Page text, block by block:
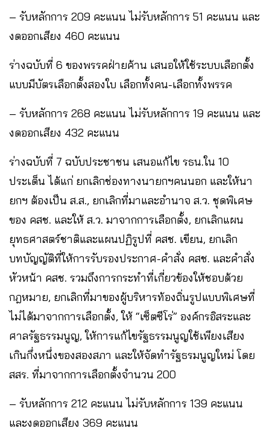
– รับหลักการ 209 คะแนน ไม่รับหลักการ 51 คะแนน และ
งดออกเสียง 460 คะแนน
ร่างฉบับที่ 6 ของพรรคฝ่ายค้าน เสนอให้ใช้ระบบเลือกตั้ง
แบบมีบัตรเลือกตั้งสองใบ เลือกทั้งคน-เลือกทั้งพรรค
– รับหลักการ 268 คะแนน ไม่รับหลักการ 19 คะแนน และ
งดออกเสียง 432 คะแนน
ร่างฉบับที่ 7 ฉบับประชาชน เสนอแก้ไข รธน.ใน 10
ประเด็น ได้แก่ ยกเลิกช่องทางนายกฯคนนอก และให้นา
ยกฯ ต้องเป็น ส.ส., ยกเลิกที่มาและอำนาจ ส.ว. ชุดพิเศษ
ของ คสช. และให้ ส.ว. มาจากการเลือกตั้ง, ยกเลิกแผน
ยุทธศาสตร์ชาติและแผนปฏิรูปที่ คสช. เขียน, ยกเลิก
บทบัญญัติที่ให้การรับรองประกาศ-คำสั่ง คสช. และคำสั่ง
หัวหน้า คสช. รวมถึงการกระทำที่เกี่ยวข้องให้ชอบด้วย
กฎหมาย, ยกเลิกที่มาของผู้บริหารท้องถิ่นรูปแบบพิเศษที่
ไม่ได้มาจากการเลือกตั้ง, ให้ “เซ็ตซีโร่” องค์กรอิสระและ
ศาลรัฐธรรมนูญ, ให้การแก้ไขรัฐธรรมนูญใช้เพียงเสียง
เกินกึ่งหนึ่งของสองสภา และให้จัดทำรัฐธรมนูญใหม่ โดย
สสร. ที่มาจากการเลือกตั้งจำนวน 200
– รับหลักการ 212 คะแนน ไม่รับหลักการ 139 คะแนน
และงดออกเสียง 369 คะแนน